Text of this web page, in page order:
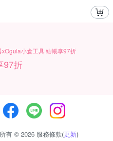
xOgula小倉工具 結帳享97折
97折
有 © 2026 服務條款(更新)